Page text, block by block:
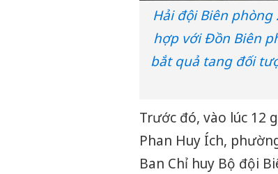
Hải đội Biên phòng
hợp với Đồn Biên
bắt quả tang đối
Trước đó, vào lúc 12
Phan Huy Ích,
Ban Chỉ huy Bộ đội